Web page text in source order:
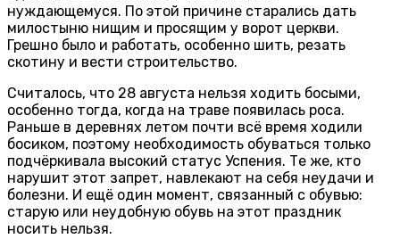
нуждающемуся. По этой причине старались дать
милостыню нищим и просящим у ворот церкви.
Грешно было и работать, особенно шить, резать
скотину и вести строительство.
Считалось, что 28 августа нельзя ходить босыми,
особенно тогда, когда на траве появилась роса.
Раньше в деревнях летом почти всё время ходили
босиком, поэтому необходимость обуваться только
подчёркивала высокий статус Успения. Те же, кто
нарушит этот запрет, навлекают на себя неудачи и
болезни. И ещё один момент, связанный с обувью:
старую или неудобную обувь на этот праздник
носить нельзя.